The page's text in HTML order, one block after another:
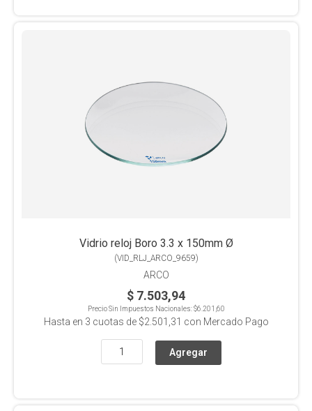
Vidrio reloj Boro 3.3 x 150mm Ø
(VID_RLJ_ARCO_9659)
ARCO
$ 7.503,94
Precio Sin Impuestos Nacionales:$6.201,60
Hasta en 3 cuotas de $2.501,31 con Mercado Pago